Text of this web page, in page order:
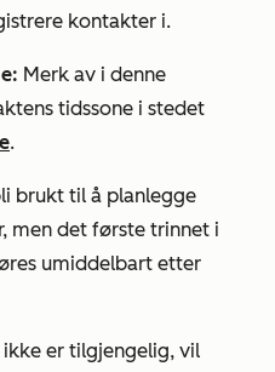
kontakter i.
Merk av i denne
tidssone i stedet
.
brukt til å planlegge
men det første trinnet i
umiddelbart etter
er tilgjengelig, vil